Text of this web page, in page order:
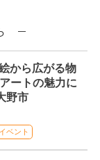
から広がる物
ートの魅力に
野市
ベント